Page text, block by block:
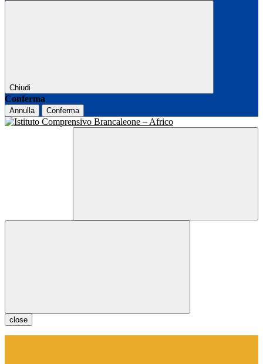
Chiudi
Conferma
Annulla Conferma
close